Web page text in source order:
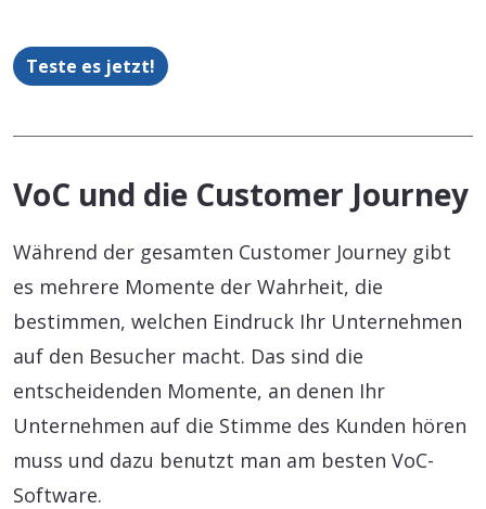
Teste es jetzt!
VoC und die Customer Journey
Während der gesamten Customer Journey gibt
es mehrere Momente der Wahrheit, die
bestimmen, welchen Eindruck Ihr Unternehmen
auf den Besucher macht. Das sind die
entscheidenden Momente, an denen Ihr
Unternehmen auf die Stimme des Kunden hören
muss und dazu benutzt man am besten VoC-
Software.